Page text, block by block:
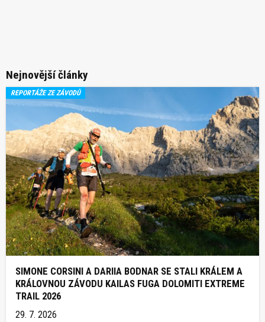
Nejnovější články
REPORTÁŽE ZE ZÁVODŮ
SIMONE CORSINI A DARIIA BODNAR SE STALI KRÁLEM A
KRÁLOVNOU ZÁVODU KAILAS FUGA DOLOMITI EXTREME
TRAIL 2026
29. 7. 2026